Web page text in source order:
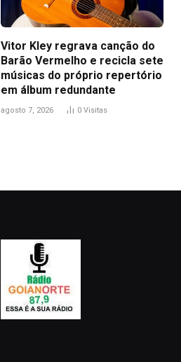
Vitor Kley regrava canção do
Barão Vermelho e recicla sete
músicas do próprio repertório
em álbum redundante
agosto 7, 2026 0 Visitas